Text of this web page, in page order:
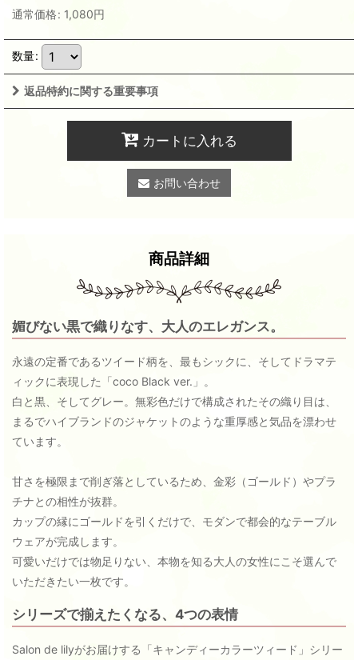
通常価格: 1,080円
数量:
返品特約に関する重要事項
カートに入れる
お問い合わせ
商品詳細
媚びない黒で織りなす、大人のエレガンス。
永遠の定番であるツイード柄を、最もシックに、そしてドラマテ
ィックに表現した「coco Black ver.」。
白と黒、そしてグレー。無彩色だけで構成されたその織り目は、
まるでハイブランドのジャケットのような重厚感と気品を漂わせ
ています。
甘さを極限まで削ぎ落としているため、金彩（ゴールド）やプラ
チナとの相性が抜群。
カップの縁にゴールドを引くだけで、モダンで都会的なテーブル
ウェアが完成します。
可愛いだけでは物足りない、本物を知る大人の女性にこそ選んで
いただきたい一枚です。
シリーズで揃えたくなる、4つの表情
Salon de lilyがお届けする「キャンディーカラーツィード」シリー